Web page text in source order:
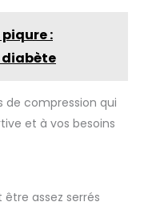
:
diabète
de compression qui
et à vos besoins
assez serrés